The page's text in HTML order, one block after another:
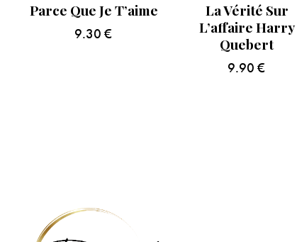
Parce Que Je T’aime
9.30€
La Vérité Sur
L’affaire Harry
Quebert
9.90 €